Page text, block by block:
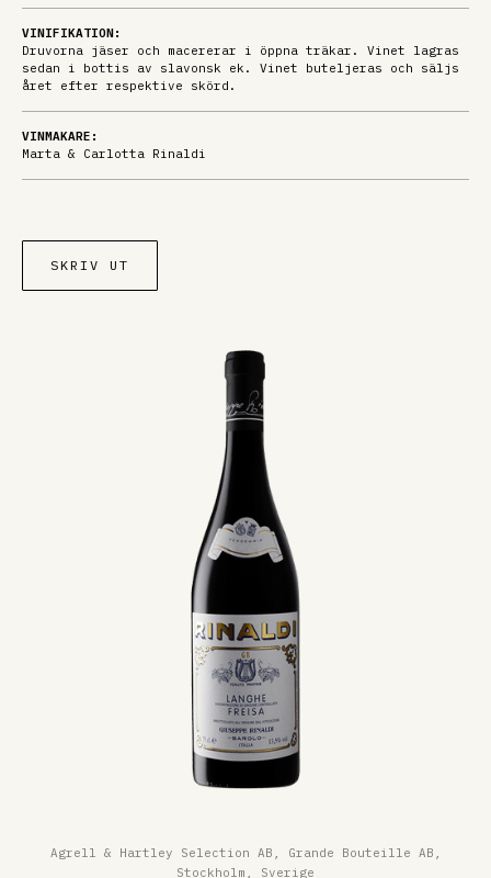
VINIFIKATION:
Druvorna jäser och macererar i öppna träkar. Vinet lagras
sedan i bottis av slavonsk ek. Vinet buteljeras och säljs
året efter respektive skörd.
VINMAKARE:
Marta & Carlotta Rinaldi
SKRIV UT
Agrell & Hartley Selection AB, Grande Bouteille AB,
Stockholm, Sverige